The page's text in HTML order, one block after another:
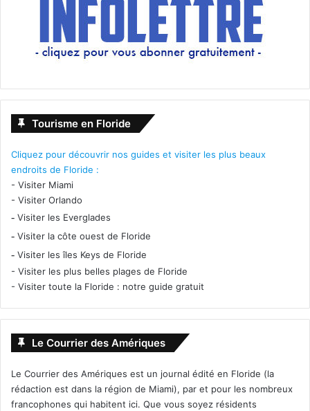
Tourisme en Floride
Cliquez pour découvrir nos guides et visiter les plus beaux
endroits de Floride :
- Visiter Miami
- Visiter Orlando
- Visiter les Everglades
- Visiter la côte ouest de Floride
- Visiter les îles Keys de Floride
- Visiter les plus belles plages de Floride
- Visiter toute la Floride : notre guide gratuit
Le Courrier des Amériques
Le Courrier des Amériques est un journal édité en Floride (la
rédaction est dans la région de Miami), par et pour les nombreux
francophones qui habitent ici. Que vous soyez résidents